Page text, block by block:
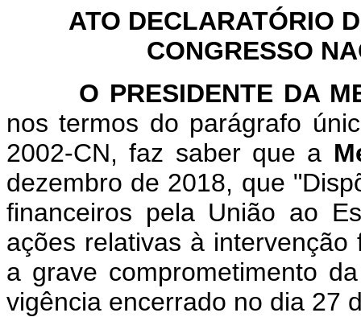
ATO DECLARATÓRIO
CONGRESSO
O PRESIDENTE DA
nos termos do parágrafo
2002-CN, faz saber que a
dezembro de 2018, que
financeiros pela União ao
ações relativas à
a grave comprometimento
vigência encerrado no dia 27